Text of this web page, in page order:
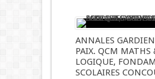
ANNALES
PAIX. QCM MATHS
LOGIQUE,
SCOLAIRES